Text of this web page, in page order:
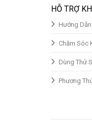
HỖ TRỢ
Hướng
Chăm Sóc
Dùng Thử
Phương